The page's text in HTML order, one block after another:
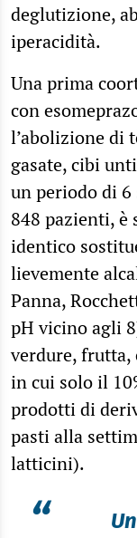
deglutizione,
iperacidità.
Una prima
con
l’abolizione di
gasate, cibi
un periodo di 6
848 pazienti, è
identico
lievemente
Panna,
pH vicino agli
verdure, frutta,
in cui solo il
prodotti di
pasti alla
latticini).
“